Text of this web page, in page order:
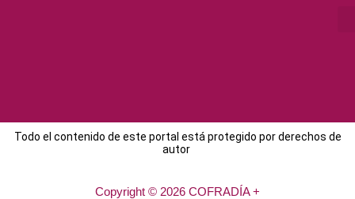
Todo el contenido de este portal está protegido por derechos de
autor
Copyright © 2026 COFRADÍA +